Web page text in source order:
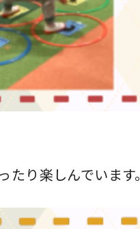
り楽しんでいます。